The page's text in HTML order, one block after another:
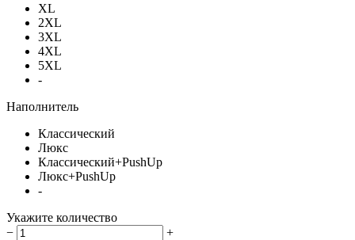
XL
2XL
3XL
4XL
5XL
-
Наполнитель
Классический
Люкс
Классический+PushUp
Люкс+PushUp
-
Укажите количество
−
+